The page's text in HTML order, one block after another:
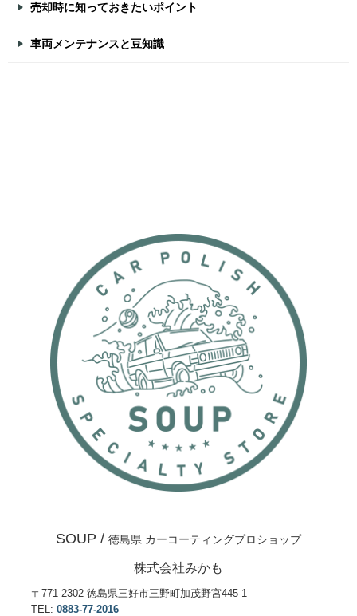
売却時に知っておきたいポイント
車両メンテナンスと豆知識
SOUP / 徳島県 カーコーティングプロショップ
株式会社みかも
〒771-2302 徳島県三好市三野町加茂野宮445-1
TEL: 0883-77-2016